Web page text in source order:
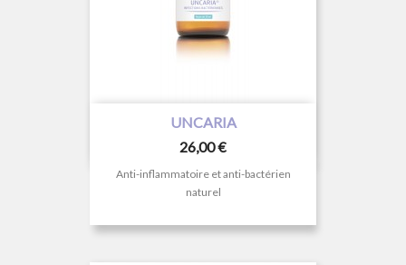
UNCARIA
Prix
26,00 €
Anti-inflammatoire et anti-bactérien
naturel